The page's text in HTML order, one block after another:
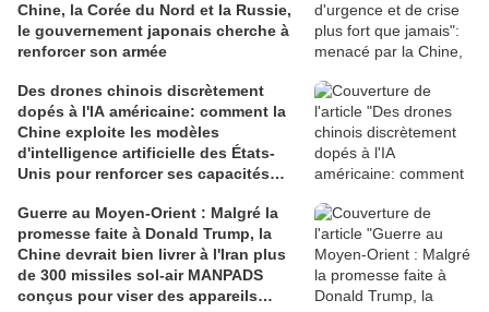
Chine, la Corée du Nord et la Russie,
le gouvernement japonais cherche à
renforcer son armée
Des drones chinois discrètement
dopés à l'IA américaine: comment la
Chine exploite les modèles
d'intelligence artificielle des États-
Unis pour renforcer ses capacités
Guerre au Moyen-Orient : Malgré la
promesse faite à Donald Trump, la
Chine devrait bien livrer à l'Iran plus
de 300 missiles sol-air MANPADS
conçus pour viser des appareils